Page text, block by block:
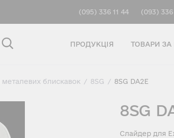
(095) 336 11 44 (093) 336
ПРОДУКЦІЯ ТОВАРИ
металевих блискавок / 8SG / 8SG DA2E
8SG
Слайдер для